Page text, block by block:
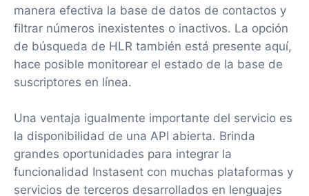
manera efectiva la base de datos de contactos y
filtrar números inexistentes o inactivos. La opción
de búsqueda de HLR también está presente aquí,
hace posible monitorear el estado de la base de
suscriptores en línea.
Una ventaja igualmente importante del servicio es
la disponibilidad de una API abierta. Brinda
grandes oportunidades para integrar la
funcionalidad Instasent con muchas plataformas y
servicios de terceros desarrollados en lenguajes